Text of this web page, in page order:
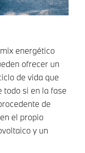
energético
ofrecer un
de vida que
todo si en la fase
de
el propio
y un